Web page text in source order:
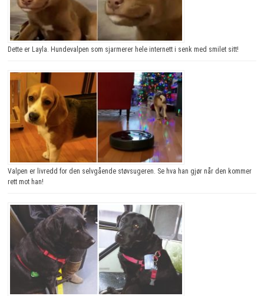
Dette er Layla. Hundevalpen som sjarmerer hele internett i senk med smilet sitt!
Valpen er livredd for den selvgående støvsugeren. Se hva han gjør når den kommer
rett mot han!